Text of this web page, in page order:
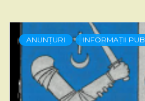
ANUNȚURI INFORMAȚII